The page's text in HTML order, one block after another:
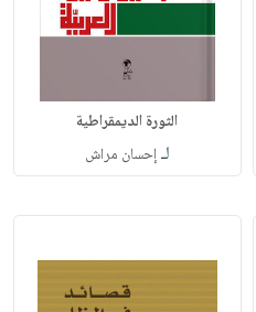
الثورة الديمقراطية
لـإحسان مراش